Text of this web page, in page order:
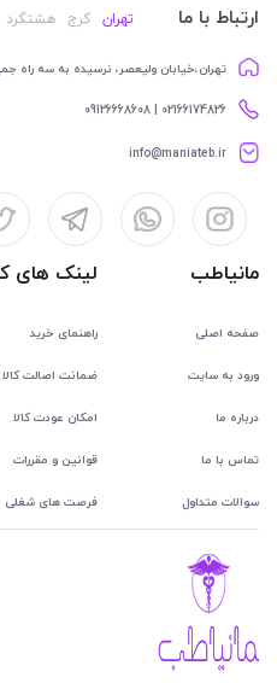
ارتباط با ما تهران کرج هشتگرد
تهران،خیابان ولیعصر، نرسیده به سه راه
02166174826 | 09126668608
info@maniateb.ir
مانیاطب
صفحه اصلی
ورود به سایت
درباره ما
تماس با ما
سوالات متداول
لینک های
راهنمای خرید
ضمانت اصالت کالا
امکان عودت کالا
قوانین و مقررات
فرصت های شغلی